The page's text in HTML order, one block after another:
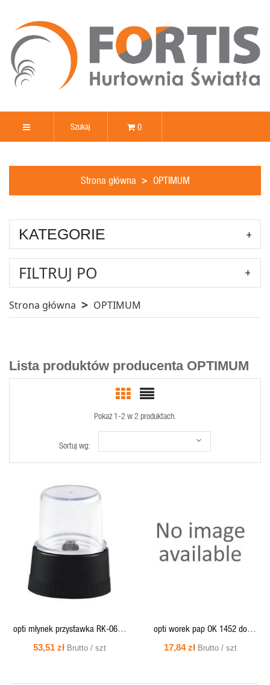
0
Strona główna OPTIMUM
KATEGORIE
FILTRUJ PO
Strona główna OPTIMUM
Lista produktów producenta OPTIMUM
Pokaż 1-2 w 2 produktach.
Sortuj wg:
PODGLĄD
opti młynek przystawka RK-0652
(do sokowir. 0655) [455884]
53,51 zł Brutto / szt
PODGLĄD
opti worek pap OK 1452 do
odkurzacza 1600 [808881]
17,84 zł Brutto / szt